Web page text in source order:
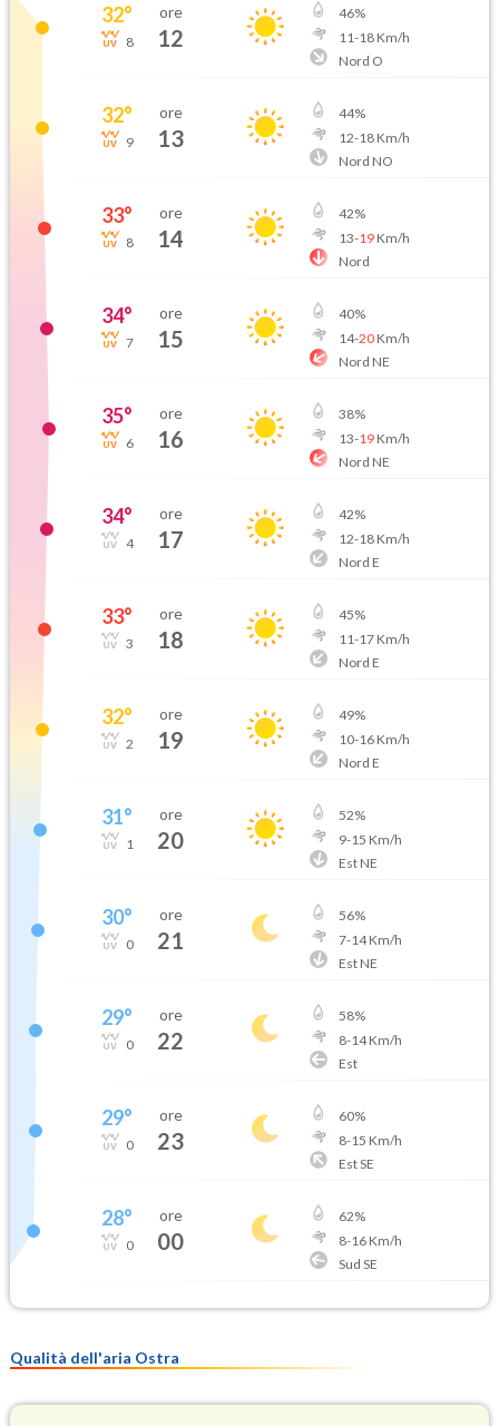
32°
8
ore
12
46%
11-18Km/h
Nord O
32°
9
ore
13
44%
12-18Km/h
Nord NO
33°
8
ore
14
42%
13-19Km/h
Nord
34°
7
ore
15
40%
14-20Km/h
Nord NE
35°
6
ore
16
38%
13-19Km/h
Nord NE
34°
4
ore
17
42%
12-18Km/h
Nord E
33°
3
ore
18
45%
11-17Km/h
Nord E
32°
2
ore
19
49%
10-16Km/h
Nord E
31°
1
ore
20
52%
9-15 Km/h
Est NE
30°
0
ore
21
56%
7-14Km/h
Est NE
29°
0
ore
22
58%
8-14Km/h
Est
29°
0
ore
23
60%
8-15 Km/h
Est SE
28°
0
ore
00
62%
8-16Km/h
Sud SE
Qualità dell'aria Ostra